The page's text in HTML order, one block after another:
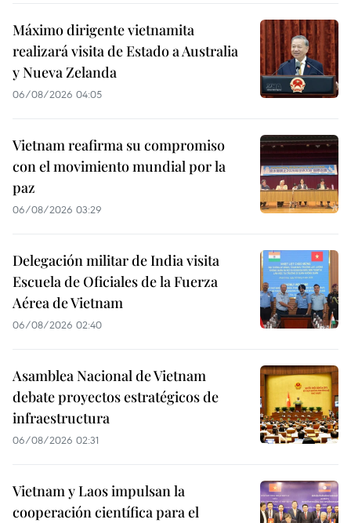
Máximo dirigente vietnamita
realizará visita de Estado a Australia
y Nueva Zelanda
06/08/2026 04:05
Vietnam reafirma su compromiso
con el movimiento mundial por la
paz
06/08/2026 03:29
Delegación militar de India visita
Escuela de Oficiales de la Fuerza
Aérea de Vietnam
06/08/2026 02:40
Asamblea Nacional de Vietnam
debate proyectos estratégicos de
infraestructura
06/08/2026 02:31
Vietnam y Laos impulsan la
cooperación científica para el